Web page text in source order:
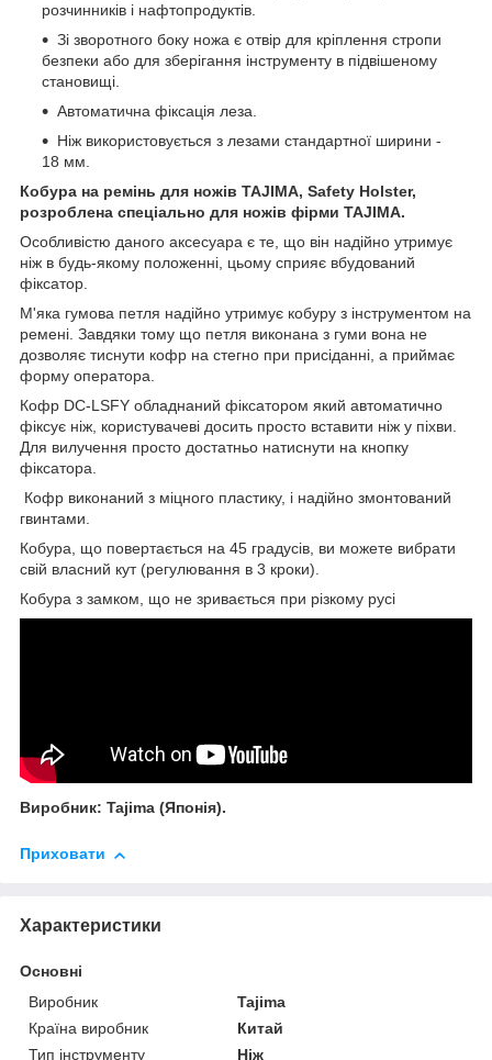
розчинників і нафтопродуктів.
Зі зворотного боку ножа є отвір для кріплення стропи
безпеки або для зберігання інструменту в підвішеному
становищі.
Автоматична фіксація леза.
Ніж використовується з лезами стандартної ширини -
18 мм.
Кобура на ремінь для ножів TAJIMA, Safety Holster,
розроблена спеціально для ножів фірми TAJIMA.
Особливістю даного аксесуара є те, що він надійно утримує
ніж в будь-якому положенні, цьому сприяє вбудований
фіксатор.
М'яка гумова петля надійно утримує кобуру з інструментом на
ремені. Завдяки тому що петля виконана з гуми вона не
дозволяє тиснути кофр на стегно при присіданні, а приймає
форму оператора.
Кофр DC-LSFY обладнаний фіксатором який автоматично
фіксує ніж, користувачеві досить просто вставити ніж у піхви.
Для вилучення просто достатньо натиснути на кнопку
фіксатора.
Кофр виконаний з міцного пластику, і надійно змонтований
гвинтами.
Кобура, що повертається на 45 градусів, ви можете вибрати
свій власний кут (регулювання в 3 кроки).
Кобура з замком, що не зривається при різкому русі
Виробник: Tajima (Японія).
Приховати
Характеристики
Основні
Виробник
Tajima
Країна виробник
Китай
Тип інструменту
Ніж